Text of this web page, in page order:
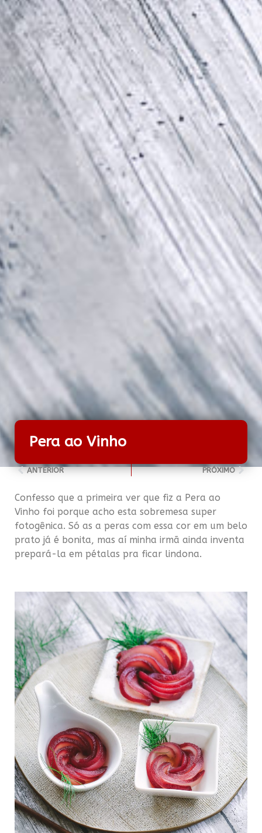
Pera ao Vinho
ANTERIOR PRÓXIMO
Confesso que a primeira ver que fiz a Pera ao
Vinho foi porque acho esta sobremesa super
fotogênica. Só as a peras com essa cor em um belo
prato já é bonita, mas aí minha irmã ainda inventa
prepará-la em pétalas pra ficar lindona.